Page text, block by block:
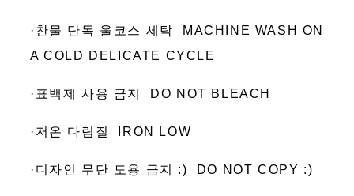
·찬물 단독 울코스 세탁 MACHINE WASH ON
A COLD DELICATE CYCLE
·표백제 사용 금지 DO NOT BLEACH
·저온 다림질 IRON LOW
·디자인 무단 도용 금지 :) DO NOT COPY :)